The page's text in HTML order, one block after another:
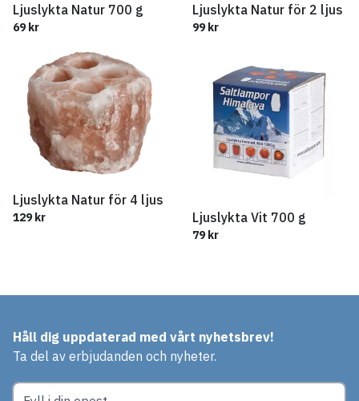
Ljuslykta Natur 700 g
69 kr
Ljuslykta Natur för 2 ljus
99 kr
Ljuslykta Natur för 4 ljus
129 kr Ljuslykta Vit 700 g
79 kr
Håll dig uppdaterad med vårt nyhetsbrev!
Ta del av erbjudanden och nyheter.